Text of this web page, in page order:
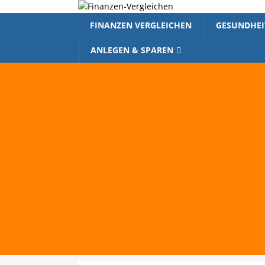
FINANZEN VERGLEICHEN
ANLEGEN & SPAREN